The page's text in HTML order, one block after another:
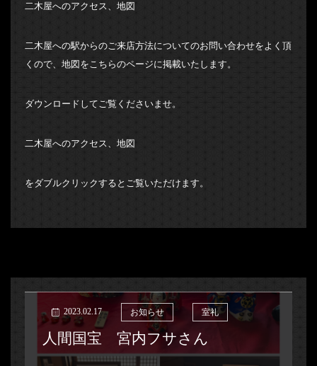
二木屋へのアクセス、地図
二木屋への駅からのご来店方法についてのお問い合わせをよく頂
くので、地図をこちらのページに掲載いたします。
ダウンロードしてご覧くださいませ。
二木屋へのアクセス、地図
をダブルクリックするとご覧いただけます。
2023.02.17 お知らせ 室礼
人間国宝 宮内フサさん